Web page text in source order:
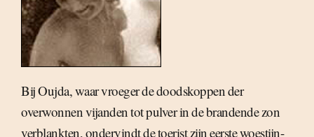
Bij Oujda, waar vroeger de doodskoppen der
overwonnen vijanden tot pulver in de brandende zon
verblankten, ondervindt de toerist zijn eerste woestijn-